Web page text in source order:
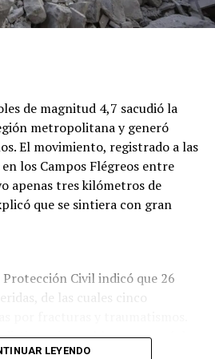
de magnitud 4,7 sacudió la
metropolitana y generó
El movimiento, registrado a las
los Campos Flégreos entre
apenas tres kilómetros de
que se sintiera con gran
Civil indicó que 26
de las cuales cinco
inmuebles se evacuó de
300 personas,
LEYENDO